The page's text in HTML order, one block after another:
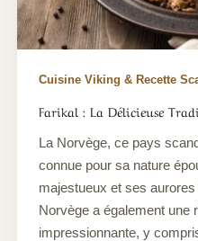
Cuisine Viking & Recette
Farikal : La Délicieuse
La Norvège, ce pays
connue pour sa nature
majestueux et ses
Norvège a également une
impressionnante, y